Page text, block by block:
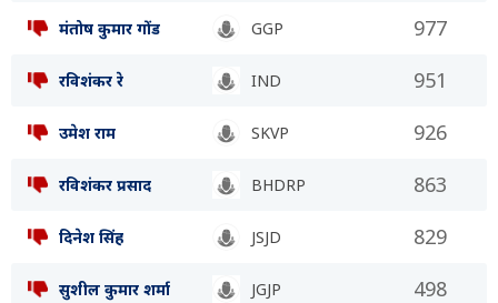
मंतोष कुमार गोंड GGP 977
रविशंकर रे IND 951
उमेश राम SKVP 926
रविशंकर प्रसाद BHDRP 863
दिनेश सिंह JSJD 829
सुशील कुमार शर्मा JGJP 498